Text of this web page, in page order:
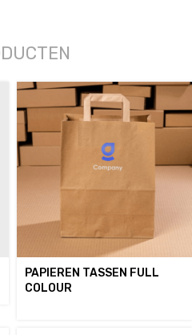
PAPIEREN TASSEN FULL
COLOUR